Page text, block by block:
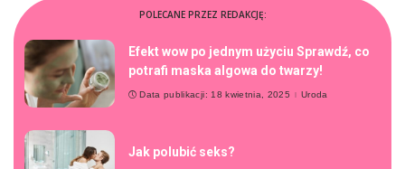
POLECANE PRZEZ REDAKCJĘ:
Efekt wow po jednym użyciu Sprawdź, co
potrafi maska algowa do twarzy!
Data publikacji: 18 kwietnia, 2025 Uroda
Jak polubić seks?